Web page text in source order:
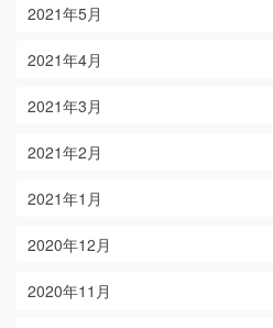
2021年5月
2021年4月
2021年3月
2021年2月
2021年1月
2020年12月
2020年11月